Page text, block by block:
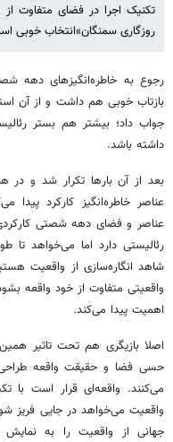
تکنیک اجرا در فضای متفاوت از
روزگاری سمنگان»انتخاب خوبی
رجوع به خاطره‌انگیزهای دهه
بازتاب خوبی هم داشت و از آن
جواب داد؛ بیشتر هم بستر
داشته باشد.
بعد از آن بارها تکرار شد و در
عناصر خاطره‌انگیز کارکرد
عناصر و فضای دهه‌ شصتی
رئالیستی دارد اما می‌خواهد تا
شاهد انگاره‌سازی از واقعیت
واقعیتی متفاوت از خود واقعه
اهمیت پیدا می‌کند.
اصلا بازیگری هم تحت تاثیر
حسی فضا و حقیقت واقعه
می‌کنند. واقعه‌ای قرار است با
واقعیت می‌خواهد در جایی فریز
جهانی از واقعیت را به